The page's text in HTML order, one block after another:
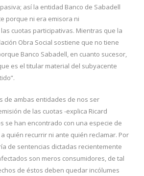
así la entidad Banco de Sabadell
porque ni era emisora ni
cuotas participativas. Mientras que la
Obra Social sostiene que no tiene
Banco Sabadell, en cuanto sucesor,
es el titular material del subyacente
de ambas entidades de nos ser
de las cuotas -explica Ricard
se han encontrado con una especie de
quién recurrir ni ante quién reclamar. Por
de sentencias dictadas recientemente
son meros consumidores, de tal
de éstos deben quedar incólumes